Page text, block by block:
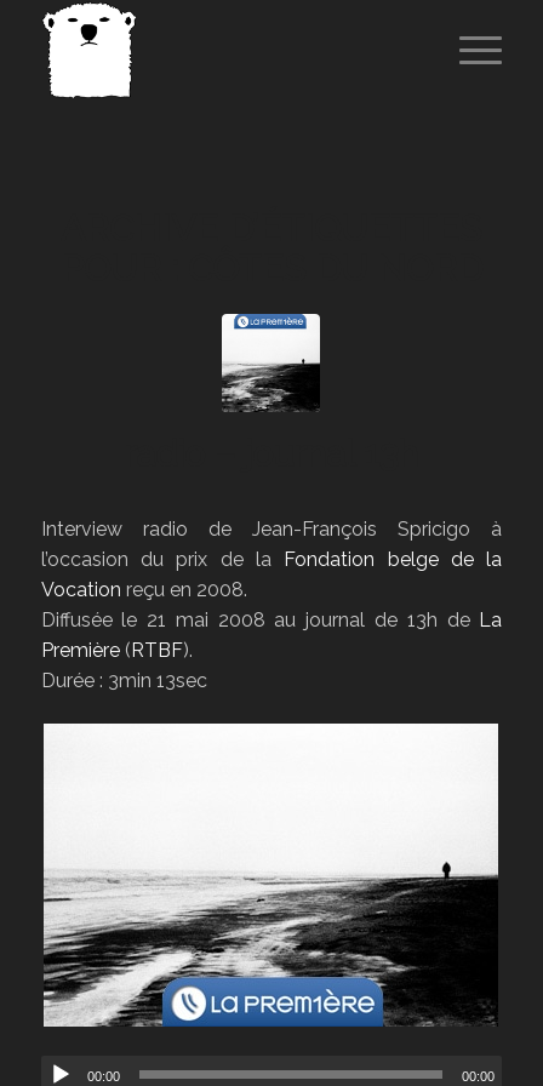
Interview radio de Jean-François Spricigo à
l’occasion du prix de la Fondation belge de la
Vocation reçu en 2008.
Diffusée le 21 mai 2008 au journal de 13h de La
Première(RTBF).
Durée : 3min 13sec
00:00 00:00